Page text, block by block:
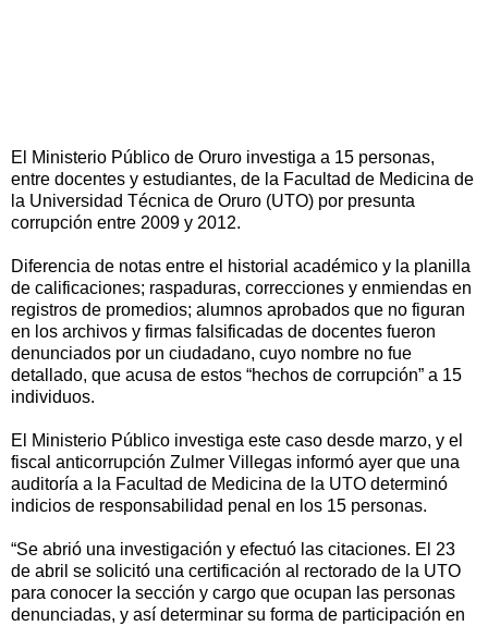
El Ministerio Público de Oruro investiga a 15 personas,
entre docentes y estudiantes, de la Facultad de Medicina de
la Universidad Técnica de Oruro (UTO) por presunta
corrupción entre 2009 y 2012.
Diferencia de notas entre el historial académico y la planilla
de calificaciones; raspaduras, correcciones y enmiendas en
registros de promedios; alumnos aprobados que no figuran
en los archivos y firmas falsificadas de docentes fueron
denunciados por un ciudadano, cuyo nombre no fue
detallado, que acusa de estos “hechos de corrupción” a 15
individuos.
El Ministerio Público investiga este caso desde marzo, y el
fiscal anticorrupción Zulmer Villegas informó ayer que una
auditoría a la Facultad de Medicina de la UTO determinó
indicios de responsabilidad penal en los 15 personas.
“Se abrió una investigación y efectuó las citaciones. El 23
de abril se solicitó una certificación al rectorado de la UTO
para conocer la sección y cargo que ocupan las personas
denunciadas, y así determinar su forma de participación en